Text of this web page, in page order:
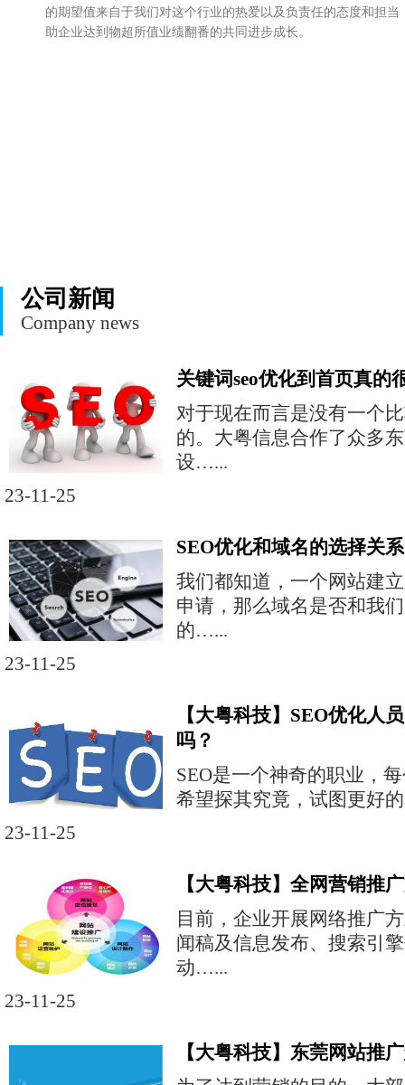
的期望值来自于我们对这个行业的热爱以及负责任的态度和担当
助企业达到物超所值业绩翻番的共同进步成长。
公司新闻
Company news
关键词seo优化到首页真的
对于现在而言是没有一个
的。大粤信息合作了众多
设…...
23-11-25
SEO优化和域名的选择关系
我们都知道，一个网站建
申请，那么域名是否和我
的…...
23-11-25
【大粤科技】SEO优化人
吗？
SEO是一个神奇的职业，
希望探其究竟，试图更好
23-11-25
【大粤科技】全网营销推
目前，企业开展网络推广
闻稿及信息发布、搜索引
动…...
23-11-25
【大粤科技】东莞网站推